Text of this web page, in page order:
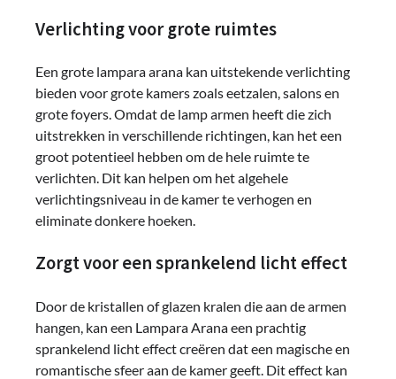
Verlichting voor grote ruimtes
Een grote lampara arana kan uitstekende verlichting
bieden voor grote kamers zoals eetzalen, salons en
grote foyers. Omdat de lamp armen heeft die zich
uitstrekken in verschillende richtingen, kan het een
groot potentieel hebben om de hele ruimte te
verlichten. Dit kan helpen om het algehele
verlichtingsniveau in de kamer te verhogen en
eliminate donkere hoeken.
Zorgt voor een sprankelend licht effect
Door de kristallen of glazen kralen die aan de armen
hangen, kan een Lampara Arana een prachtig
sprankelend licht effect creëren dat een magische en
romantische sfeer aan de kamer geeft. Dit effect kan